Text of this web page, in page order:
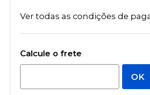
Ver todas as condições de